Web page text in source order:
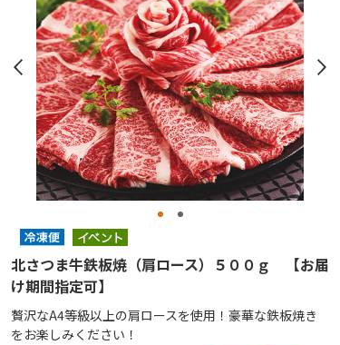
北さつま牛鉄板焼（肩ロース）５００ｇ 【お届
け期間指定可】
贅沢なA4等級以上の肩ロースを使用！豪華な鉄板焼き
をお楽しみください！